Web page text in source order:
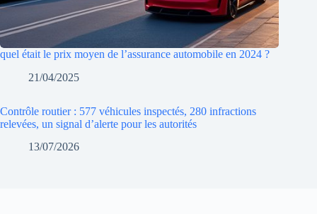
quel était le prix moyen de l’assurance automobile en 2024 ?
21/04/2025
Contrôle routier : 577 véhicules inspectés, 280 infractions
relevées, un signal d’alerte pour les autorités
13/07/2026